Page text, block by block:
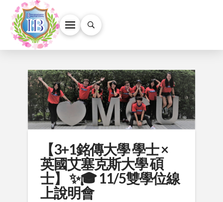
【3+1銘傳大學 學士 ×
英國艾塞克斯大學 碩
士】 ✨🎓 11/5雙學位線
上說明會